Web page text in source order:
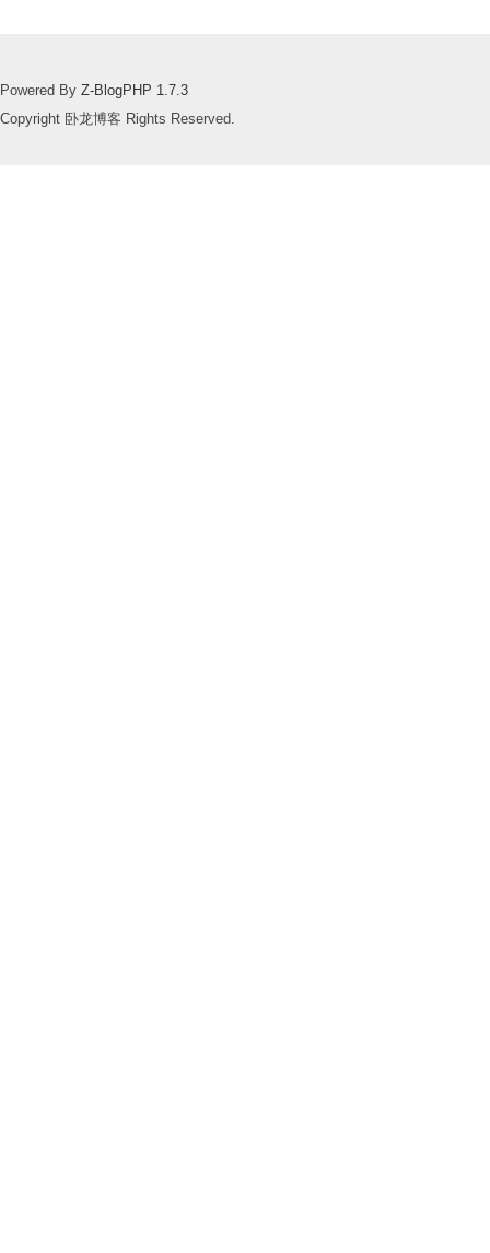
Powered By Z-BlogPHP 1.7.3
Copyright 卧龙博客 Rights Reserved.